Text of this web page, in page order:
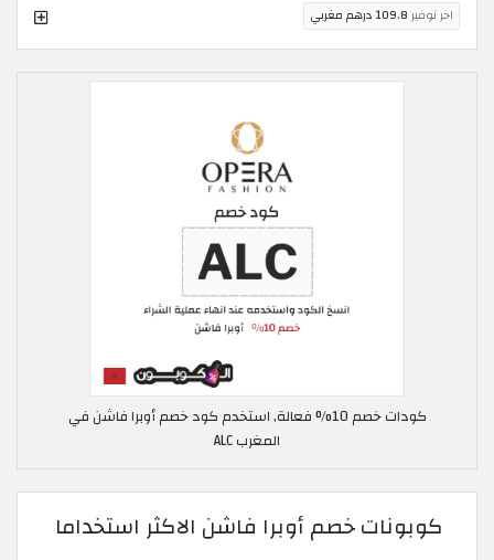
اخر توفير 109.8 درهم مغربي
كودات خصم 10% فعالة, استخدم كود خصم أوبرا فاشن في
المغرب ALC
كوبونات خصم أوبرا فاشن الاكثر استخداما